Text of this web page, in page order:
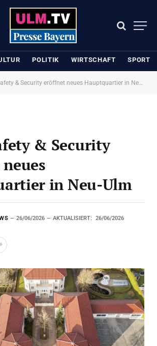
POLITIK WIRTSCHAFT SPORT
& Security eröffnet neues Hauptquartier in Neu-Ulm
& Security
in Neu-Ulm
26/06/2026 AKTUALISIERT: 26/06/2026